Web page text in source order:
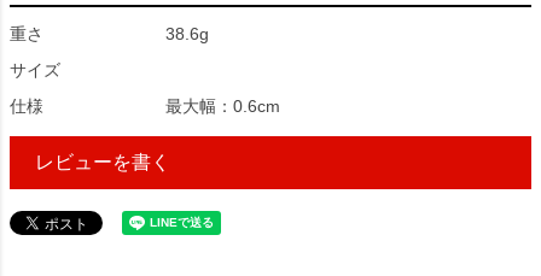
重さ
38.6g
サイズ
仕様
最大幅：0.6cm
レビューを書く